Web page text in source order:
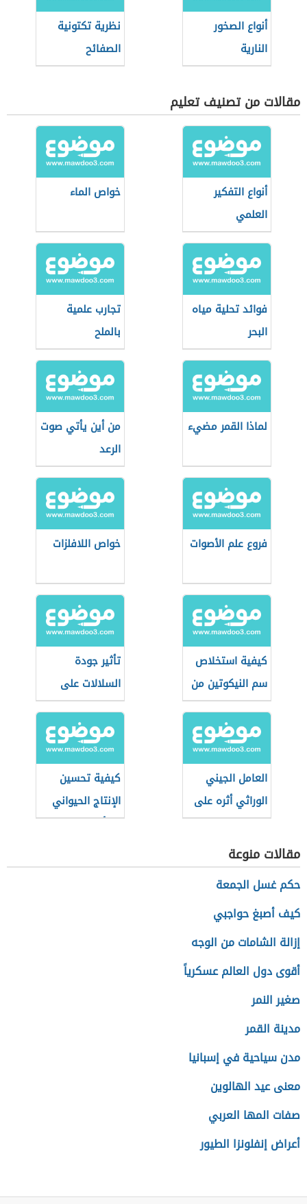
أنواع الصخور
النارية
نظرية تكتونية
الصفائح
مقالات من تصنيف تعليم
أنواع التفكير
العلمي
خواص الماء
فوائد تحلية مياه
البحر
تجارب علمية
بالملح
لماذا القمر مضيء
من أين يأتي صوت
الرعد
فروع علم الأصوات خواص اللافلزات
كيفية استخلاص
سم النيكوتين من
التبغ
تأثير جودة
السلالات على
الإنتاج الحيواني
العامل الجيني
الوراثي أثره على
الطاقة الإيجابية
كيفية تحسين
الإنتاج الحيواني
بالتأثير على الغذاء
مقالات منوعة
حكم غسل الجمعة
كيف أصبغ حواجبي
إزالة الشامات من الوجه
أقوى دول العالم عسكرياً
صغير النمر
مدينة القمر
مدن سياحية في إسبانيا
معنى عيد الهالوين
صفات المها العربي
أعراض إنفلونزا الطيور